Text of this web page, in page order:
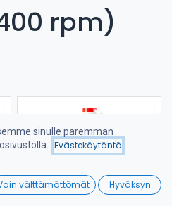
Viimeksi saapuneet
Wishlist
rpm)
sinulle paremman
Evästekäytäntö
välttämättömät Hyväksyn